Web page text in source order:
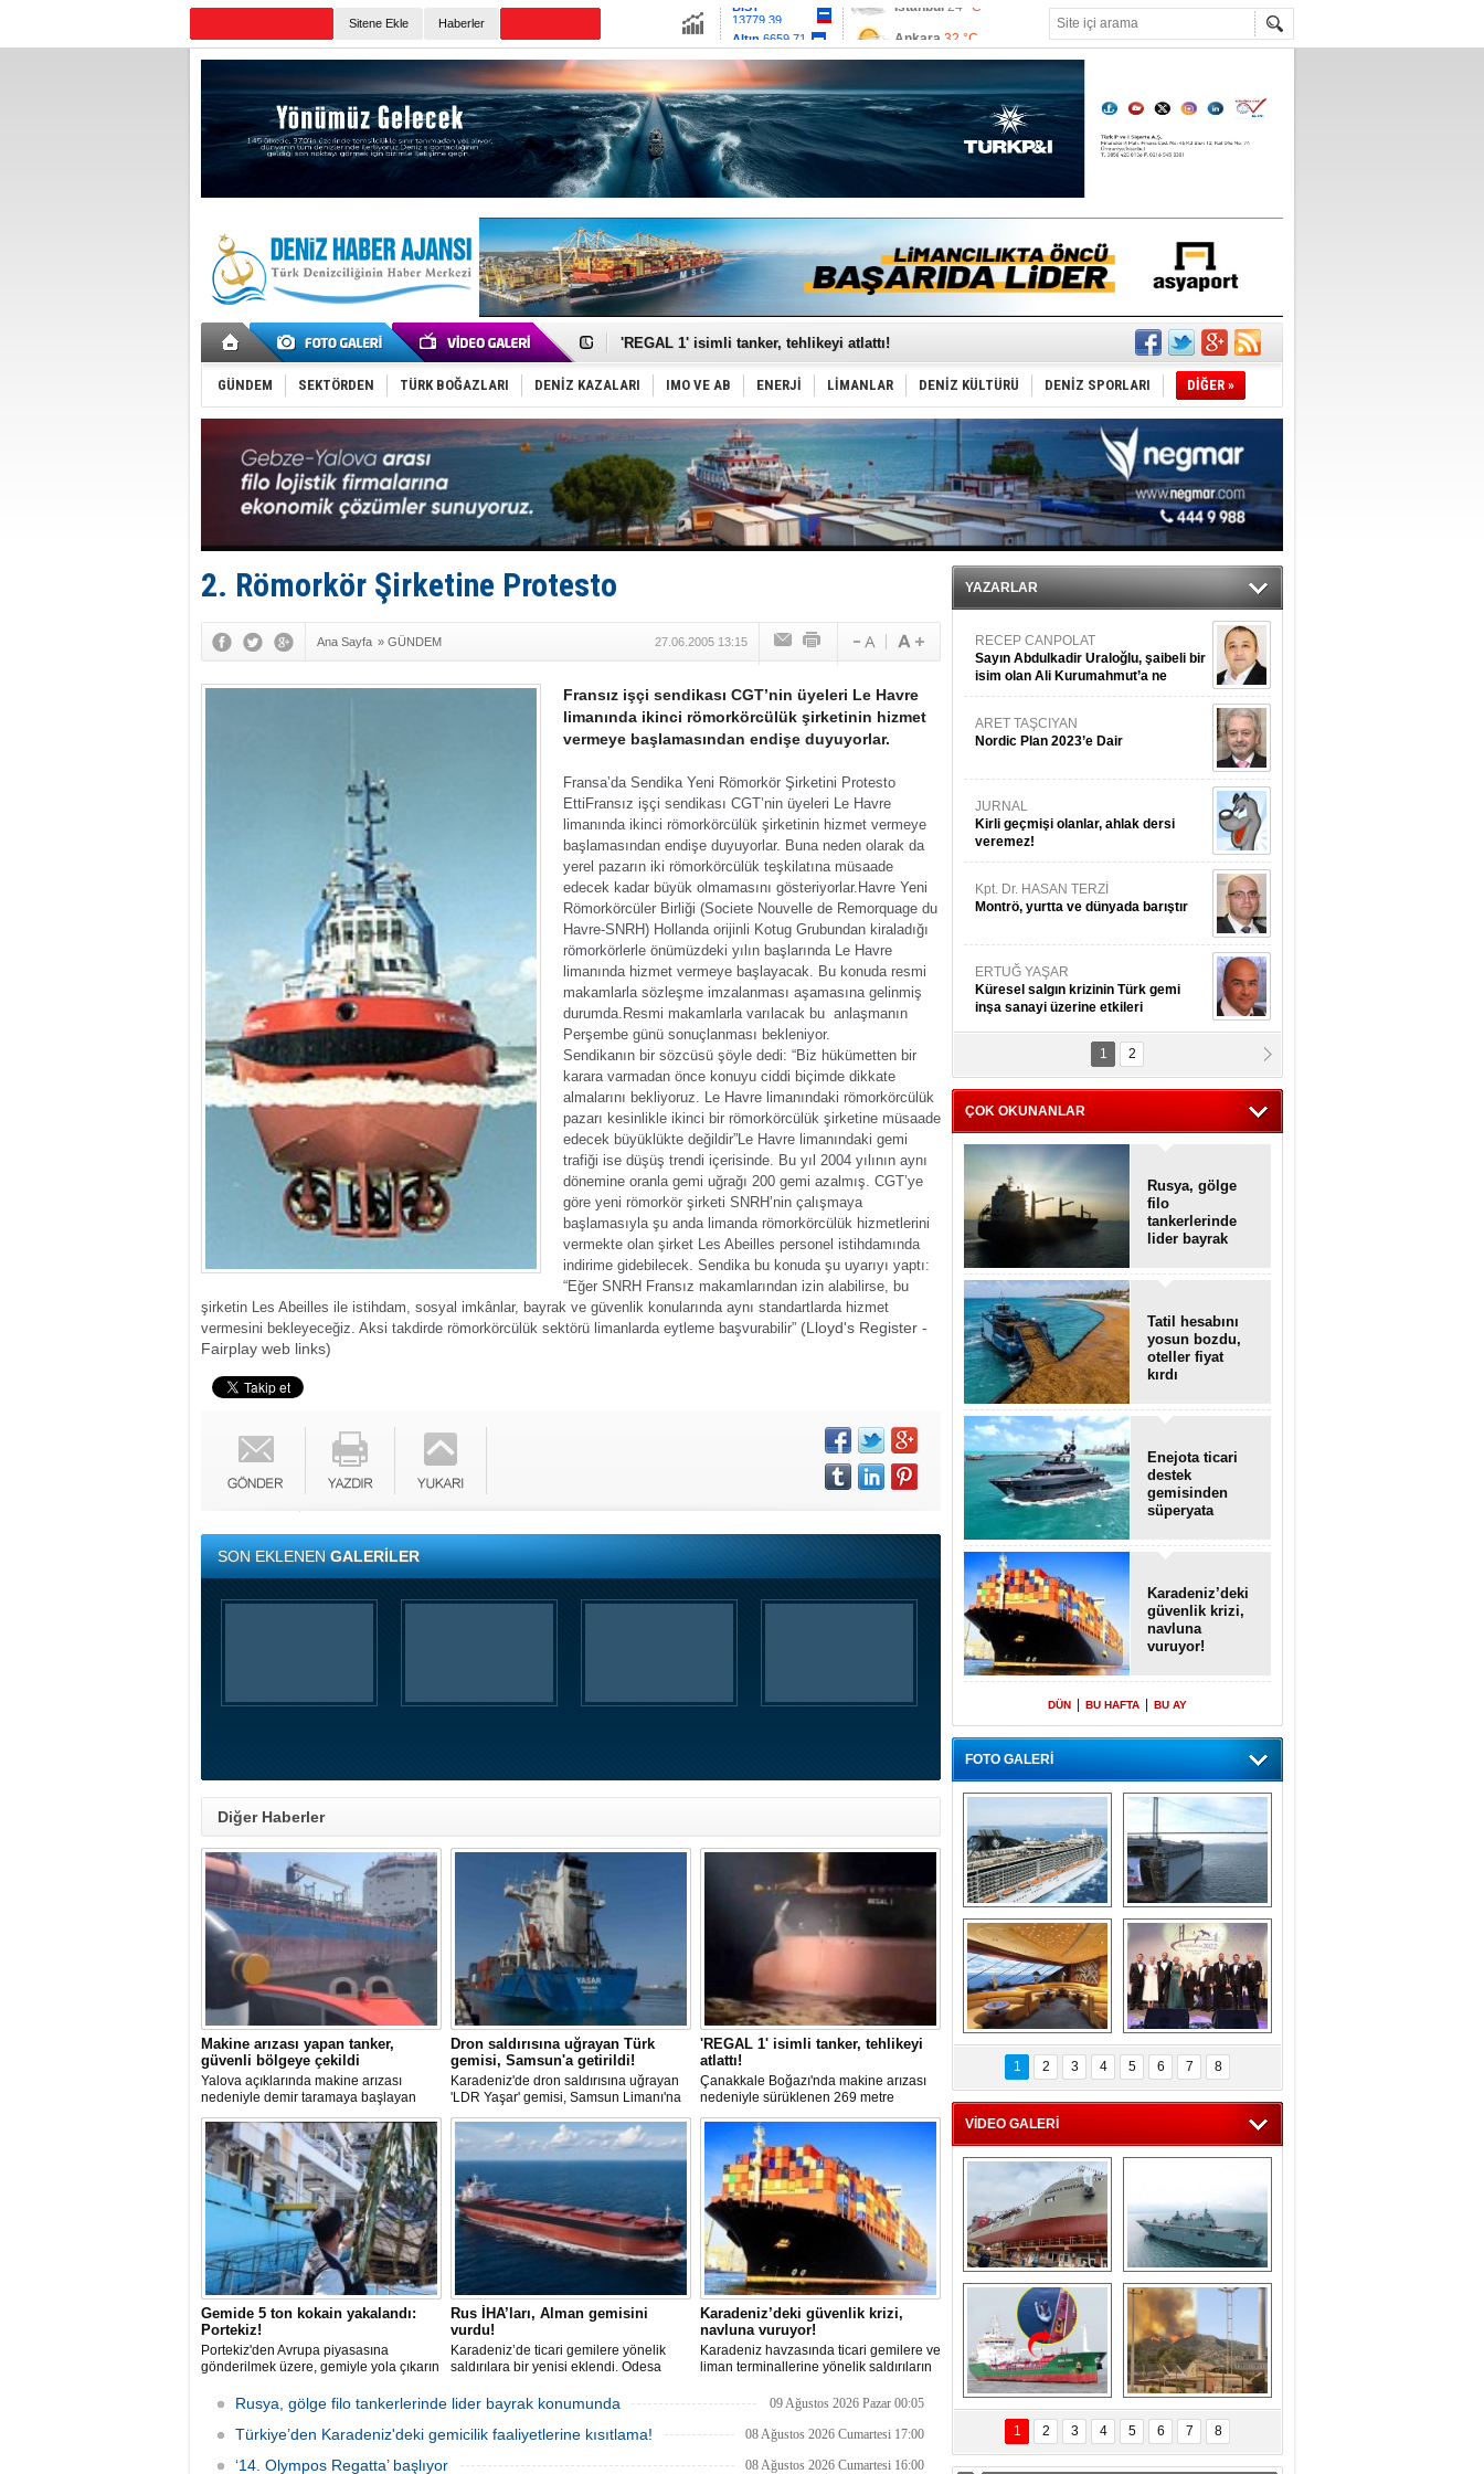
Sitene Ekle Haberler
Altın6659.71
Euro55.1258 Antalya33 °C
Muğla 33 °C
Çanakkale 33 °C
Makine arızası yapan tanker, güvenli bölgeye çekildi
'REGAL 1' isimli tanker, tehlikeyi atlattı!
Gemide 5 ton kokain yakalandı: Portekiz!
Yakıt barcı filosuna 2 yeni gemi katıldı
Rus İHA’ları, Alman gemisini vurdu!
Karadeniz’deki güvenlik krizi, navluna vuruyor!
Tatil hesabını yosun bozdu, oteller fiyat kırdı
Rusya, gölge filo tankerlerinde lider bayrak konumunda
Enejota ticari destek gemisinden süperyata dönüştürüldü
Denizcilik sektörü, Alsancak Limanı’ndan memnun
Türkiye’den Karadeniz'deki gemicilik faaliyetlerine kısıtlama!
‘14. Olympos Regatta’ başlıyor
Taksi Botlar, 50 yıldır Marmaris’in mavi sularında
TÜRKLİM Başkanı Hamdi Erçelik’ten ‘Çözüm Anahtarı’
GÜNDEM SEKTÖRDEN TÜRK BOĞAZLARI DENİZ KAZALARI IMO VE AB ENERJİ LİMANLAR DENİZ KÜLTÜRÜ DENİZ SPORLARI DİĞER »
2. Römorkör Şirketine Protesto
Ana Sayfa » GÜNDEM 27.06.2005 13:15
Fransız işçi sendikası CGT’nin üyeleri Le Havre
limanında ikinci römorkörcülük şirketinin hizmet
vermeye başlamasından endişe duyuyorlar.
Fransa’da Sendika Yeni Römorkör Şirketini Protesto
Etti Fransız işçi sendikası CGT’nin üyeleri Le Havre
limanında ikinci römorkörcülük şirketinin hizmet vermeye
başlamasından endişe duyuyorlar. Buna neden olarak da
yerel pazarın iki römorkörcülük teşkilatına müsaade
edecek kadar büyük olmamasını gösteriyorlar. Havre Yeni
Römorkörcüler Birliği (Societe Nouvelle de Remorquage du
Havre-SNRH) Hollanda orijinli Kotug Grubundan kiraladığı
römorkörlerle önümüzdeki yılın başlarında Le Havre
limanında hizmet vermeye başlayacak. Bu konuda resmi
makamlarla sözleşme imzalanması aşamasına gelinmiş
durumda. Resmi makamlarla varılacak bu anlaşmanın
Perşembe günü sonuçlanması bekleniyor.
Sendikanın bir sözcüsü şöyle dedi: “Biz hükümetten bir
karara varmadan önce konuyu ciddi biçimde dikkate
almalarını bekliyoruz. Le Havre limanındaki römorkörcülük
pazarı kesinlikle ikinci bir römorkörcülük şirketine müsaade
edecek büyüklükte değildir”Le Havre limanındaki gemi
trafiği ise düşüş trendi içerisinde. Bu yıl 2004 yılının aynı
dönemine oranla gemi uğrağı 200 gemi azalmış. CGT’ye
göre yeni römorkör şirketi SNRH’nin çalışmaya
başlamasıyla şu anda limanda römorkörcülük hizmetlerini
vermekte olan şirket Les Abeilles personel istihdamında
indirime gidebilecek. Sendika bu konuda şu uyarıyı yaptı:
“Eğer SNRH Fransız makamlarından izin alabilirse, bu
şirketin Les Abeilles ile istihdam, sosyal imkânlar, bayrak ve güvenlik konularında aynı standartlarda hizmet
vermesini bekleyeceğiz. Aksi takdirde römorkörcülük sektörü limanlarda eytleme başvurabilir” (Lloyd's Register -
Fairplay web links)
SON EKLENENGALERİLER
Diğer Haberler
Makine arızası yapan tanker,
güvenli bölgeye çekildi
Yalova açıklarında makine arızası
nedeniyle demir taramaya başlayan
tanker, römorkör eşliğinde güvenli
şekilde demirleme sahasına alındı.
Dron saldırısına uğrayan Türk
gemisi, Samsun'a getirildi!
Karadeniz'de dron saldırısına uğrayan
'LDR Yaşar' gemisi, Samsun Limanı'na
güvenli bir şekilde ulaştı. Saldırıda can
kaybı yaşanmadı, ancak büyük çapta
maddi hasar oluştu.
'REGAL 1' isimli tanker, tehlikeyi
atlattı!
Çanakkale Boğazı'nda makine arızası
nedeniyle sürüklenen 269 metre
uzunluğundaki 'REGAL 1' isimli tanker,
römorkörler yardımıyla Şevketiye Demir
Sahası'na çekilerek kurtarıldı.
Gemide 5 ton kokain yakalandı:
Portekiz!
Portekiz'den Avrupa piyasasına
gönderilmek üzere, gemiyle yola çıkarın
hava ve deniz kuvvetlerinin
operasyonuyla durduruldu. Operasyon
kapsamında, gemideki iki yabancı
gözaltına alındı.
Rus İHA’ları, Alman gemisini
vurdu!
Karadeniz’de ticari gemilere yönelik
saldırılara bir yenisi eklendi. Odesa
aldığı Alman işletmesindeki Emil
gemisinde yangın çıktı; teknik sistemler
durunca mürettebat tahliye edildi.
Karadeniz’deki güvenlik krizi,
navluna vuruyor!
Karadeniz havzasında ticari gemilere ve
liman terminallerine yönelik saldırıların
sekteye uğrattı. Risk artışıyla birlikte
bin doları aşarken, savaş sigortası
fiyatlarında yüzde 50’yi geçen
Rusya, gölge filo tankerlerinde lider bayrak konumunda 09 Ağustos 2026 Pazar 00:05
Türkiye’den Karadeniz'deki gemicilik faaliyetlerine kısıtlama! 08 Ağustos 2026 Cumartesi 17:00
‘14. Olympos Regatta’ başlıyor 08 Ağustos 2026 Cumartesi 16:00
YAZARLAR
RECEP CANPOLAT
Sayın Abdulkadir Uraloğlu, şaibeli bir
isim olan Ali Kurumahmut’a ne
danışıyorsunuz?
ARET TAŞCIYAN
Nordic Plan 2023’e Dair
JURNAL
Kirli geçmişi olanlar, ahlak dersi
veremez!
Kpt. Dr. HASAN TERZİ
Montrö, yurtta ve dünyada barıştır
ERTUĞ YAŞAR
Küresel salgın krizinin Türk gemi
inşa sanayi üzerine etkileri
Kpt. MESUT AZMİ GÖKSOY
ithafen...
1 2
ÇOK OKUNANLAR
Rusya, gölge
filo
tankerlerinde
lider bayrak
Tatil hesabını
yosun bozdu,
oteller fiyat
kırdı
Enejota ticari
destek
gemisinden
süperyata
Karadeniz’deki
güvenlik krizi,
navluna
vuruyor!
DÜN BU HAFTA BU AY
FOTO GALERİ
“Gemi içinde gemi”
konsepti ile MSC
Splendida
Dünyada tek!
Denizaltı yüzer
havuzu intikal
seyrine başladı
MSC'den 55 milyon
euroluk turizm geliri
müjdesi
5. Bosphorus Ship
Brokers Dinner,
İstanbul’da yapıldı
1 2 3 4 5 6 7 8
VİDEO GALERİ
Çeksan Tersanesi,
Başaran Bayrak
tankerini suya
indirdi
TCG Anadolu,
tersane teknik
seyrini tamamladı
Göçmenlerin
imdadına Türk
sahipli MINA DENIZ
yetişti
Milas’taki yangın
yeniden termik
santrallere doğru
ilerliyor
1 2 3 4 5 6 7 8